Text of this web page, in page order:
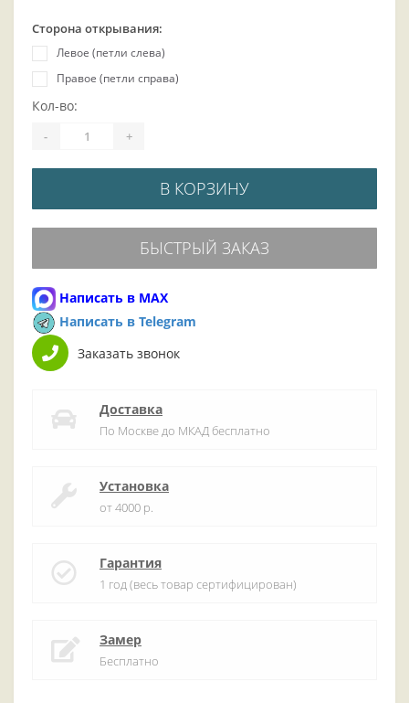
Сторона открывания:
Левое (петли слева)
Правое (петли справа)
Кол-во:
- +
В КОРЗИНУ
БЫСТРЫЙ ЗАКАЗ
Написать в MAX
Написать в Telegram
Заказать звонок
Доставка
По Москве до МКАД бесплатно
Установка
от 4000 р.
Гарантия
1 год (весь товар сертифицирован)
Замер
Бесплатно